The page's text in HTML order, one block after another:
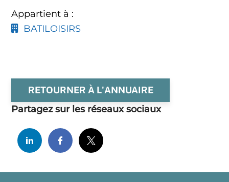
Appartient à :
BATILOISIRS
RETOURNER À L'ANNUAIRE
Partagez sur les réseaux sociaux